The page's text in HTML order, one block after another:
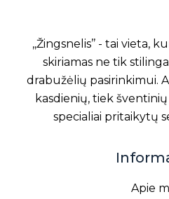
,,Žingsnelis’’ - tai vieta,
skiriamas ne tik
drabužėlių pasirinkimui.
kasdienių, tiek
specialiai pritaikytų
Apie